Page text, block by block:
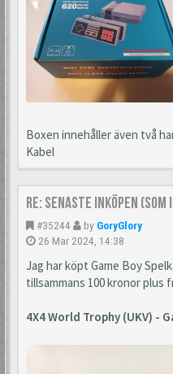
Boxen innehåller även två
Kabel
Re: Senaste inköpen
#35244 by GoryGlory
26 Mar 2024, 14:38
Jag har köpt Game Boy
tillsammans 100 kronor plus
4X4 World Trophy (UKV) -